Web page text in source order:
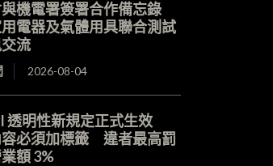
機電署簽署合作備忘錄
電器及氣體用具聯合測試
流
2026-08-04
透明性新規定正式生效
容必須加標籤 違者最高罰
額 3%